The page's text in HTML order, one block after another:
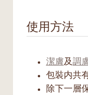
使用方法
潔膚及 調
包裝内共
除下一層